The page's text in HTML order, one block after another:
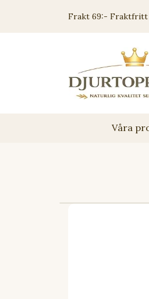
Frakt 69:- Fraktfritt
Våra